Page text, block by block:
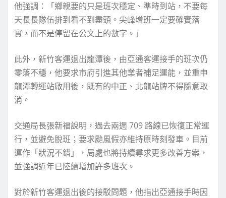
他強調：「鄉親要的只是班次穩定、準時到站，不要每
天長長隊伍排到看不到盡頭。尖峰增班一定要確實落
實，而不是停留在公文上的數字。」
此外，新竹客運退出龍潭後，由亞通客運接手的班次仍
零落不穩，他要求市府引進其他業者補足運能，並重申
龍潭轉運站啟用後，既有的中正、北龍站牌不得隨意取
消。
交通局長張新福說明，過去兩週 709 路線已恢復正常運
行，並避免脫班；要求颱風假亦維持原時刻發車。目前
運作「狀況不錯」，局處也將持續尋求更多改善方案，
並強調近年已陸續增加許多班次。
對於新竹客運退出後的接駁問題，他指出亞通接手時因